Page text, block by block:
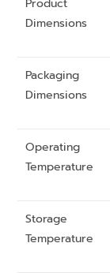
Product
Dimensions
Packaging
Dimensions
Operating
Temperature
Storage
Temperature